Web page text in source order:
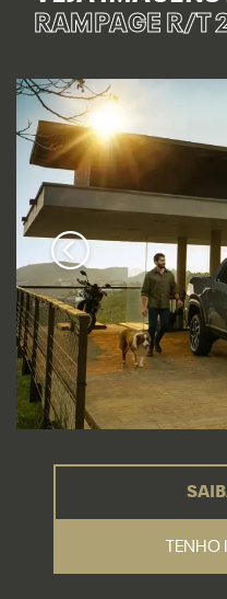
RAMPAGE R/T
TENHO